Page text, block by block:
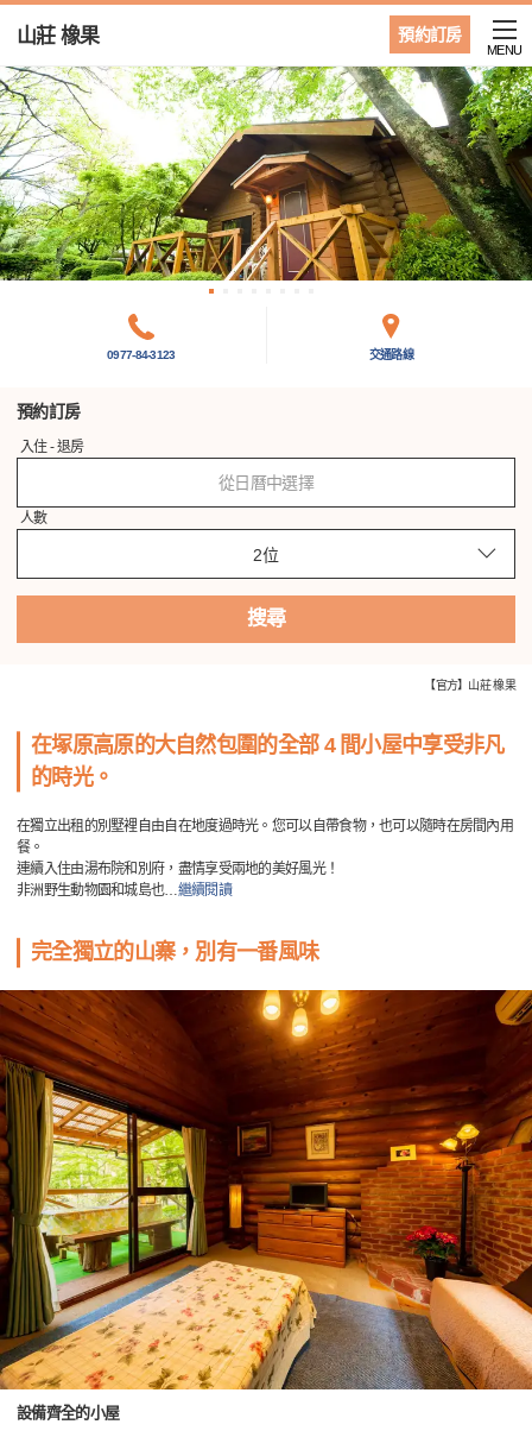
預約訂房
山莊 橡果
MENU
0977-84-3123 交通路線
預約訂房
入住 - 退房
從日曆中選擇
人數
搜尋
【官方】山莊 橡果
在塚原高原的大自然包圍的全部 4 間小屋中享受非凡
的時光。
在獨立出租的別墅裡自由自在地度過時光。您可以自帶食物，也可以隨時在房間內用
餐。
連續入住由湯布院和別府，盡情享受兩地的美好風光！
非洲野生動物園和城島也…繼續閱讀
完全獨立的山寨，別有一番風味
設備齊全的小屋